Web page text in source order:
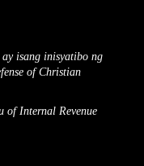
isang inisyatibo ng
of Christian
of Internal Revenue